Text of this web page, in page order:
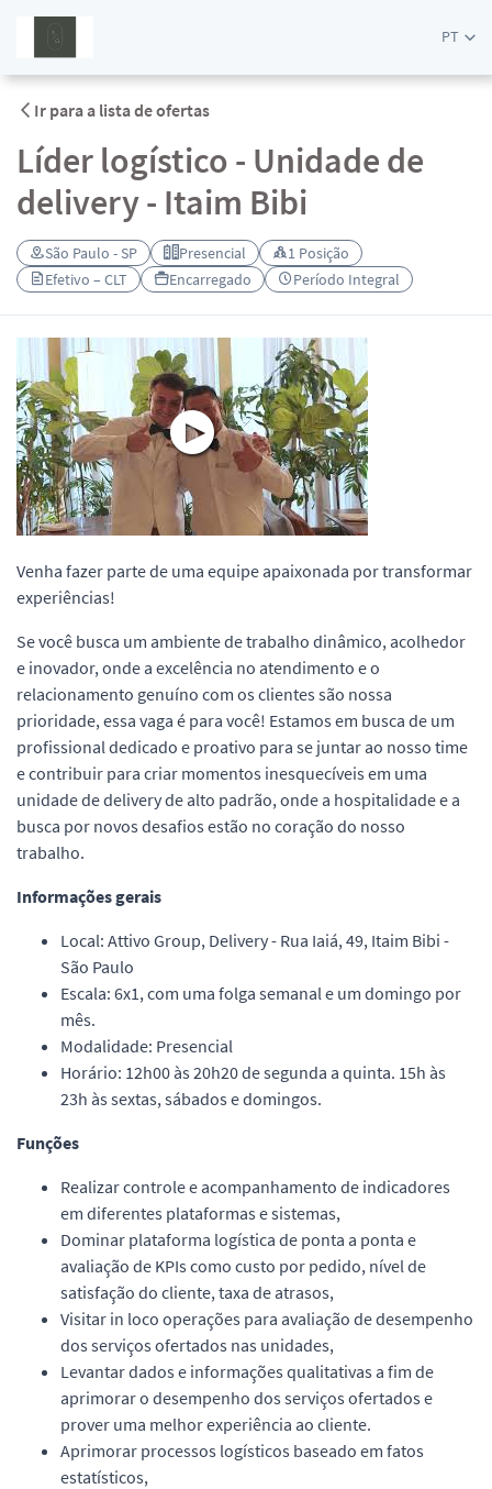
PT
Ir para a lista de ofertas
Líder logístico - Unidade de
delivery - Itaim Bibi
São Paulo - SP Presencial
1 Posição
Efetivo – CLT
Encarregado Período Integral
Venha fazer parte de uma equipe apaixonada por transformar
experiências!
Se você busca um ambiente de trabalho dinâmico, acolhedor
e inovador, onde a excelência no atendimento e o
relacionamento genuíno com os clientes são nossa
prioridade, essa vaga é para você! Estamos em busca de um
profissional dedicado e proativo para se juntar ao nosso time
e contribuir para criar momentos inesquecíveis em uma
unidade de delivery de alto padrão, onde a hospitalidade e a
busca por novos desafios estão no coração do nosso
trabalho.
Informações gerais
Local: Attivo Group, Delivery - Rua Iaiá, 49, Itaim Bibi -
São Paulo
Escala: 6x1, com uma folga semanal e um domingo por
mês.
Modalidade: Presencial
Horário: 12h00 às 20h20 de segunda a quinta. 15h às
23h às sextas, sábados e domingos.
Funções
Realizar controle e acompanhamento de indicadores
em diferentes plataformas e sistemas,
Dominar plataforma logística de ponta a ponta e
avaliação de KPIs como custo por pedido, nível de
satisfação do cliente, taxa de atrasos,
Visitar in loco operações para avaliação de desempenho
dos serviços ofertados nas unidades,
Levantar dados e informações qualitativas a fim de
aprimorar o desempenho dos serviços ofertados e
prover uma melhor experiência ao cliente.
Aprimorar processos logísticos baseado em fatos
estatísticos,